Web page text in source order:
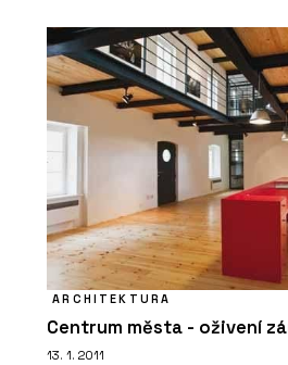
ARCHITEKTURA
Centrum města - oživení
13. 1. 2011